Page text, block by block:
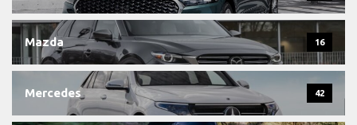
Mazda 16
Mercedes 42